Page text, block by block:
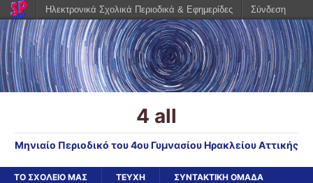
4 all
Μηνιαίο Περιοδικό του 4ου Γυμνασίου Ηρακλείου Αττικής
ΤΟ ΣΧΟΛΕΙΟ ΜΑΣ ΤΕΥΧΗ
ΣΥΝΤΑΚΤΙΚΗ ΟΜΑΔΑ
Ηλεκτρονικά Σχολικά Περιοδικά & Εφημερίδες Σύνδεση